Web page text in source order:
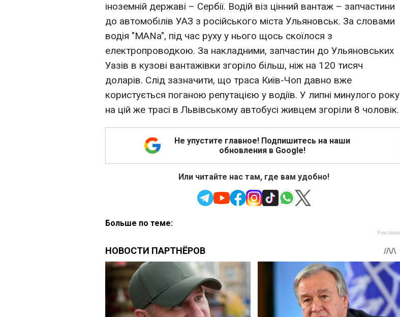
іноземній державі – Сербії. Водій віз цінний вантаж – запчастини
до автомобілів УАЗ з російського міста Ульяновськ. За словами
водія "MANa", під час руху у нього щось скоїлося з
електропроводкою. За накладними, запчастин до Ульяновських
Уазiв в кузові вантажівки згоріло більш, ніж на 120 тисяч
доларів. Слід зазначити, що траса Київ-Чоп давно вже
користується поганою репутацією у водіїв. У липні минулого року
на цій же трасі в Львівському автобусі живцем згоріли 8 чоловік.
Не упустите главное! Подпишитесь на наши
обновления в Google!
Или читайте нас там, где вам удобно!
Больше по теме: